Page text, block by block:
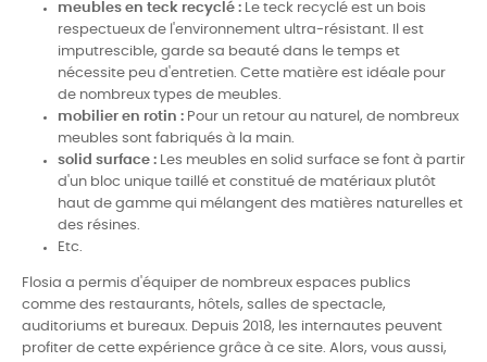
meubles en teck recyclé : Le teck recyclé est un bois
respectueux de l'environnement ultra-résistant. Il est
imputrescible, garde sa beauté dans le temps et
nécessite peu d'entretien. Cette matière est idéale pour
de nombreux types de meubles.
mobilier en rotin : Pour un retour au naturel, de nombreux
meubles sont fabriqués à la main.
solid surface : Les meubles en solid surface se font à partir
d'un bloc unique taillé et constitué de matériaux plutôt
haut de gamme qui mélangent des matières naturelles et
des résines.
Etc.
Flosia a permis d'équiper de nombreux espaces publics
comme des restaurants, hôtels, salles de spectacle,
auditoriums et bureaux. Depuis 2018, les internautes peuvent
profiter de cette expérience grâce à ce site. Alors, vous aussi,